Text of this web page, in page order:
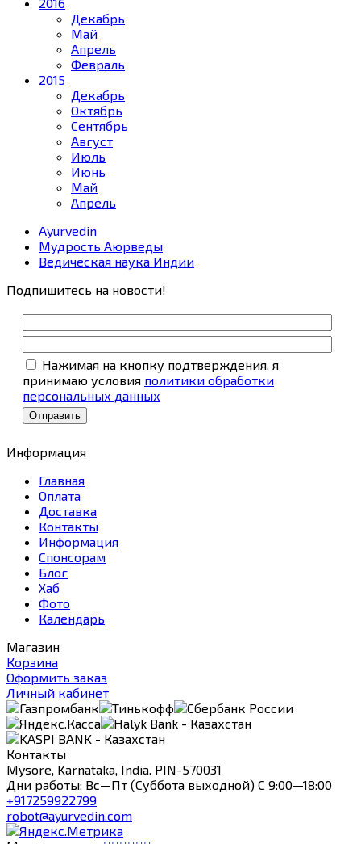
Декабрь
Май
Апрель
Февраль
2015
Декабрь
Октябрь
Сентябрь
Август
Июль
Июнь
Май
Апрель
Ayurvedin
Мудрость Аюрведы
Ведическая наука Индии
Подпишитесь на новости!
Нажимая на кнопку подтверждения, я
принимаю условия политики обработки
персональных данных
Информация
Главная
Оплата
Доставка
Контакты
Информация
Спонсорам
Блог
Хаб
Фото
Календарь
Магазин
Корзина
Оформить заказ
Личный кабинет
Контакты
Mysore, Karnataka, India. PIN-570031
Дни работы: Вс—Пт (Суббота выходной) С 9:00—18:00
+917259922799
robot@ayurvedin.com